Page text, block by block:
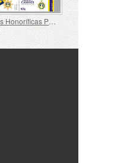
Órdenes Honoríficas Portuguesas